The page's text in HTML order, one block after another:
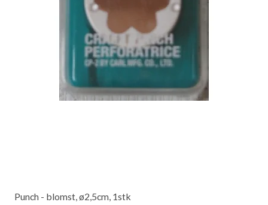
Punch - blomst, ø2,5cm, 1stk